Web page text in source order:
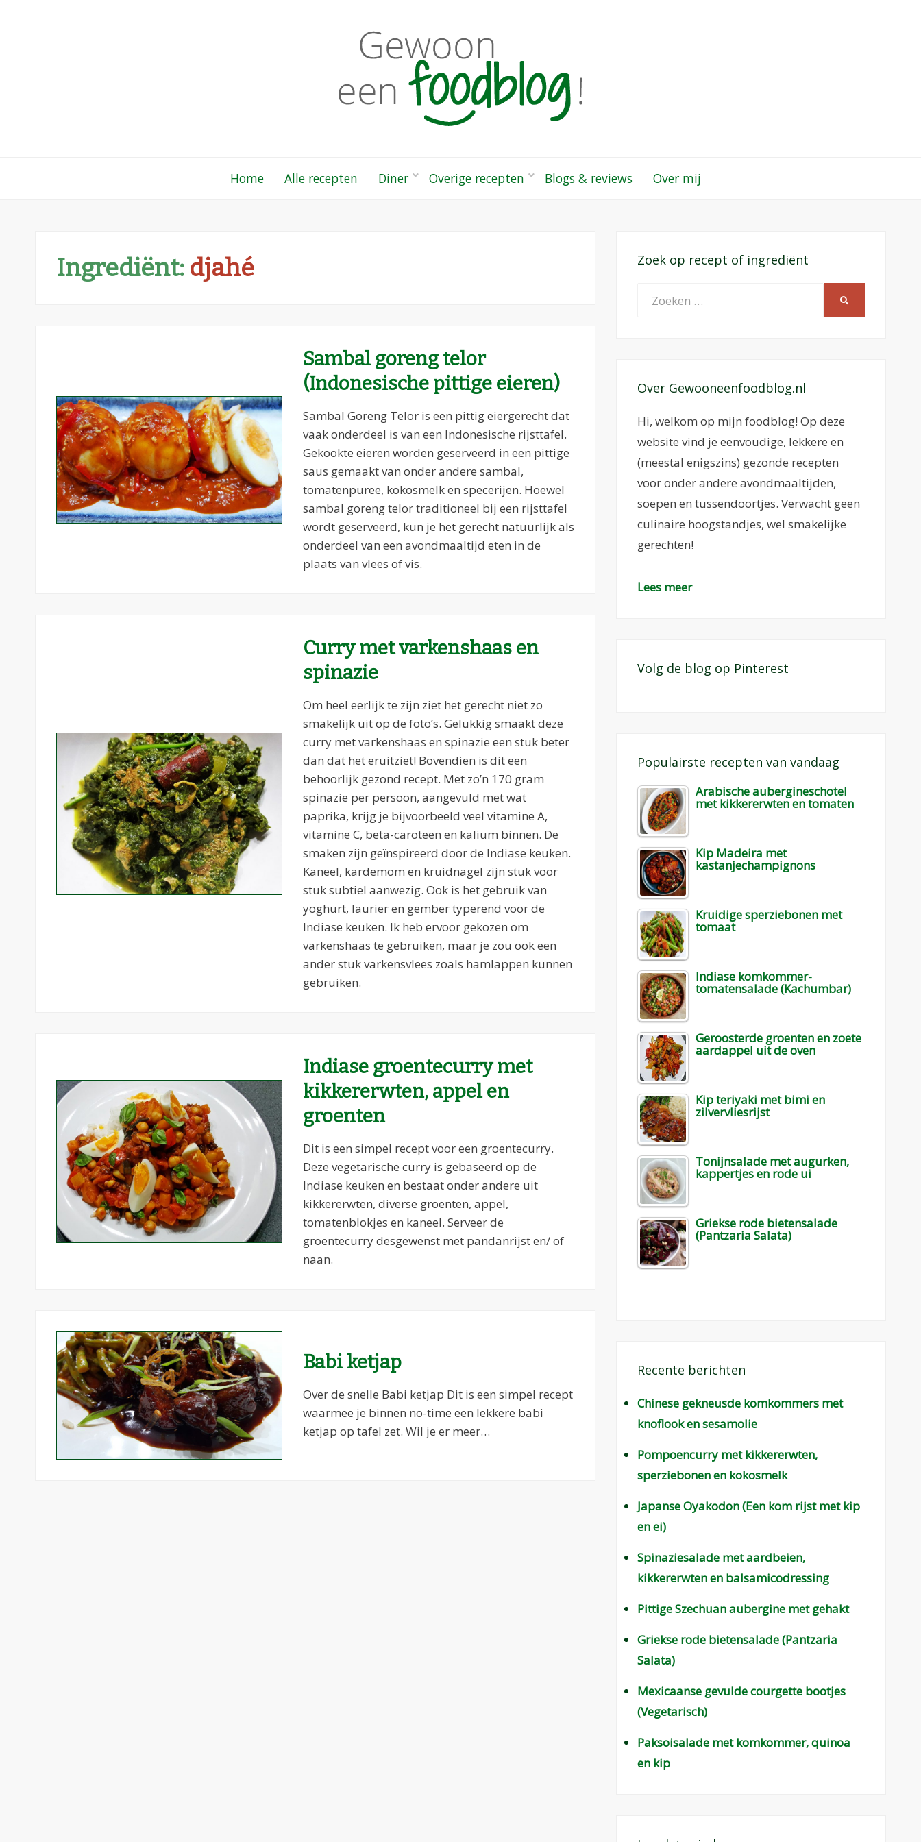
Home Alle recepten Diner Overige recepten Blogs & reviews Over mij
Ingrediënt: djahé
Sambal goreng telor
(Indonesische pittige eieren)
Sambal Goreng Telor is een pittig eiergerecht dat
vaak onderdeel is van een Indonesische rijsttafel.
Gekookte eieren worden geserveerd in een pittige
saus gemaakt van onder andere sambal,
tomatenpuree, kokosmelk en specerijen. Hoewel
sambal goreng telor traditioneel bij een rijsttafel
wordt geserveerd, kun je het gerecht natuurlijk als
onderdeel van een avondmaaltijd eten in de
plaats van vlees of vis.
Curry met varkenshaas en
spinazie
Om heel eerlijk te zijn ziet het gerecht niet zo
smakelijk uit op de foto’s. Gelukkig smaakt deze
curry met varkenshaas en spinazie een stuk beter
dan dat het eruitziet! Bovendien is dit een
behoorlijk gezond recept. Met zo’n 170 gram
spinazie per persoon, aangevuld met wat
paprika, krijg je bijvoorbeeld veel vitamine A,
vitamine C, beta-caroteen en kalium binnen. De
smaken zijn geïnspireerd door de Indiase keuken.
Kaneel, kardemom en kruidnagel zijn stuk voor
stuk subtiel aanwezig. Ook is het gebruik van
yoghurt, laurier en gember typerend voor de
Indiase keuken. Ik heb ervoor gekozen om
varkenshaas te gebruiken, maar je zou ook een
ander stuk varkensvlees zoals hamlappen kunnen
gebruiken.
Indiase groentecurry met
kikkererwten, appel en
groenten
Dit is een simpel recept voor een groentecurry.
Deze vegetarische curry is gebaseerd op de
Indiase keuken en bestaat onder andere uit
kikkererwten, diverse groenten, appel,
tomatenblokjes en kaneel. Serveer de
groentecurry desgewenst met pandanrijst en/ of
naan.
Babi ketjap
Over de snelle Babi ketjap Dit is een simpel recept
waarmee je binnen no-time een lekkere babi
ketjap op tafel zet. Wil je er meer…
Zoek op recept of ingrediënt
Over Gewooneenfoodblog.nl
Hi, welkom op mijn foodblog! Op deze
website vind je eenvoudige, lekkere en
(meestal enigszins) gezonde recepten
voor onder andere avondmaaltijden,
soepen en tussendoortjes. Verwacht geen
culinaire hoogstandjes, wel smakelijke
gerechten!
Lees meer
Volg de blog op Pinterest
Populairste recepten van vandaag
Arabische aubergineschotel
met kikkererwten en tomaten
Kip Madeira met
kastanjechampignons
Kruidige sperziebonen met
tomaat
Indiase komkommer-
tomatensalade (Kachumbar)
Geroosterde groenten en zoete
aardappel uit de oven
Kip teriyaki met bimi en
zilvervliesrijst
Tonijnsalade met augurken,
kappertjes en rode ui
Griekse rode bietensalade
(Pantzaria Salata)
Recente berichten
Chinese gekneusde komkommers met
knoflook en sesamolie
Pompoencurry met kikkererwten,
sperziebonen en kokosmelk
Japanse Oyakodon (Een kom rijst met kip
en ei)
Spinaziesalade met aardbeien,
kikkererwten en balsamicodressing
Pittige Szechuan aubergine met gehakt
Griekse rode bietensalade (Pantzaria
Salata)
Mexicaanse gevulde courgette bootjes
(Vegetarisch)
Paksoisalade met komkommer, quinoa
en kip